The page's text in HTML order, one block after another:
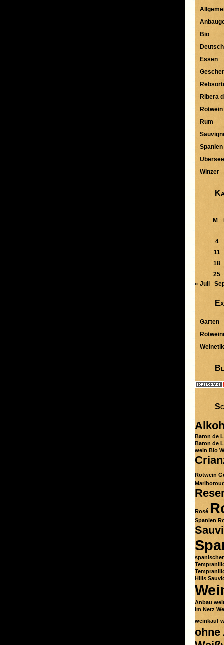
Bio
Essen
Ribera
Rotwein
Rum
Spanien
Übersee
Winzer
M
4
11
18
25
« Juli
Garten
Baron de
Baron de
wein Bio
Rotwein
Rosé
Spanien
Hills
Anbau
im Netz
weinkauf
ohne